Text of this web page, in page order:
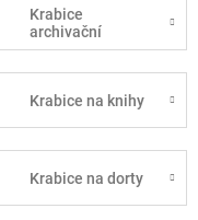
Krabice
archivační
Krabice na knihy
Krabice na dorty